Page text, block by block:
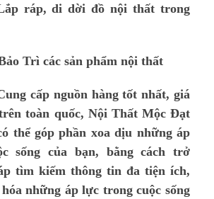
ráp, di dời đồ nội thất trong
Trì các sản phẩm nội thất
cấp nguồn hàng tốt nhất, giá
toàn quốc, Nội Thất Mộc Đạt
thể góp phần xoa dịu những áp
sống của bạn, bằng cách trở
tìm kiếm thông tin đa tiện ích,
những áp lực trong cuộc sống